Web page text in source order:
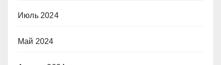
Июль 2024
Май 2024